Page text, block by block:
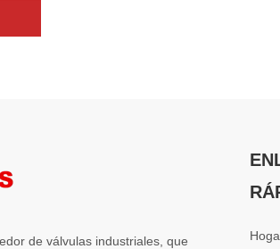
de válvulas industriales, que